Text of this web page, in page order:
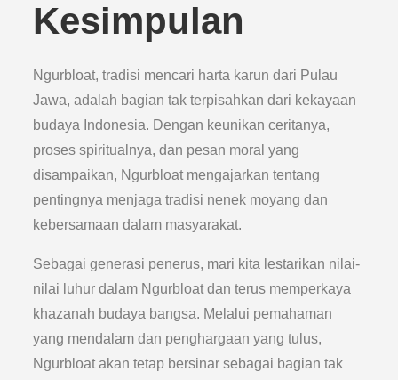
Kesimpulan
Ngurbloat, tradisi mencari harta karun dari Pulau
Jawa, adalah bagian tak terpisahkan dari kekayaan
budaya Indonesia. Dengan keunikan ceritanya,
proses spiritualnya, dan pesan moral yang
disampaikan, Ngurbloat mengajarkan tentang
pentingnya menjaga tradisi nenek moyang dan
kebersamaan dalam masyarakat.
Sebagai generasi penerus, mari kita lestarikan nilai-
nilai luhur dalam Ngurbloat dan terus memperkaya
khazanah budaya bangsa. Melalui pemahaman
yang mendalam dan penghargaan yang tulus,
Ngurbloat akan tetap bersinar sebagai bagian tak